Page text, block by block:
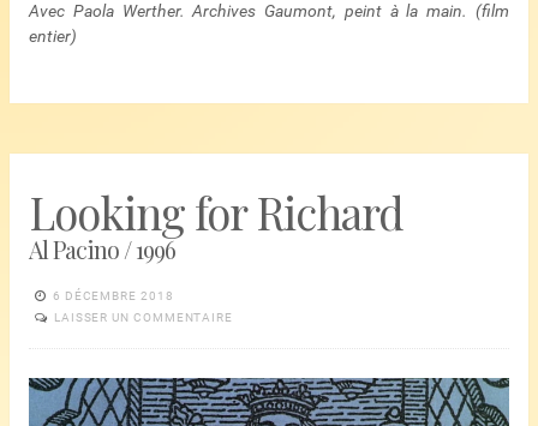
Avec Paola Werther. Archives Gaumont, peint à la main. (film
entier)
Looking for Richard
Al Pacino / 1996
6 DÉCEMBRE 2018
LAISSER UN COMMENTAIRE
Lecteur
vidéo